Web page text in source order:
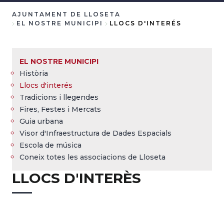
AJUNTAMENT DE LLOSETA
EL NOSTRE MUNICIPI
LLOCS D'INTERÉS
EL NOSTRE MUNICIPI
Història
Llocs d'interés
Tradicions i llegendes
Fires, Festes i Mercats
Guia urbana
Visor d'Infraestructura de Dades Espacials
Escola de música
Coneix totes les associacions de Lloseta
LLOCS D'INTERÈS